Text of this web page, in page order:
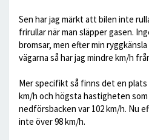
Sen har jag märkt att bilen inte
frirullar när man släpper gasen.
bromsar, men efter min
vägarna så har jag mindre km/h
Mer specifikt så finns det en plats
km/h och högsta hastigheten
nedförsbacken var 102 km/h. Nu
inte över 98 km/h.